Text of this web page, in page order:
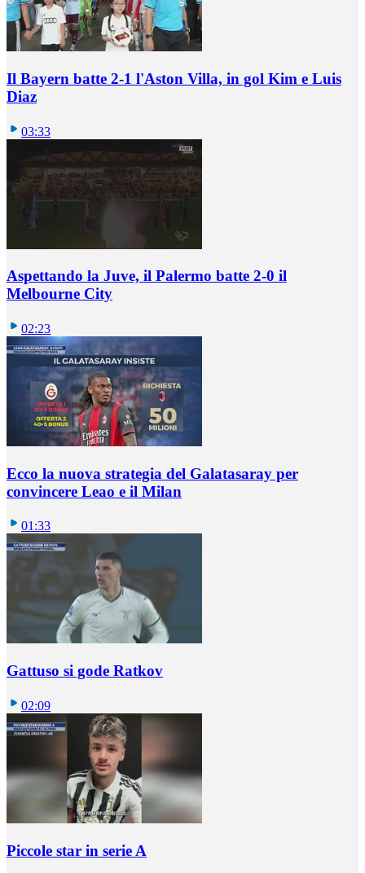
Il Bayern batte 2-1 l'Aston Villa, in gol Kim e Luis
Diaz
03:33
Aspettando la Juve, il Palermo batte 2-0 il
Melbourne City
02:23
Ecco la nuova strategia del Galatasaray per
convincere Leao e il Milan
01:33
Gattuso si gode Ratkov
02:09
Piccole star in serie A